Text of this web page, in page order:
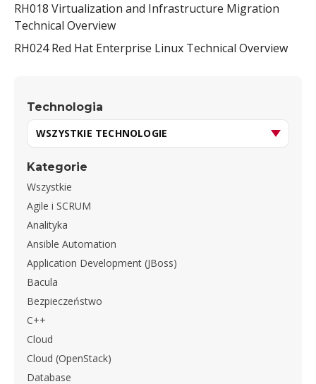
RH018 Virtualization and Infrastructure Migration
Technical Overview
RH024 Red Hat Enterprise Linux Technical Overview
Technologia
Kategorie
Wszystkie
Agile i SCRUM
Analityka
Ansible Automation
Application Development (JBoss)
Bacula
Bezpieczeństwo
C++
Cloud
Cloud (OpenStack)
Database